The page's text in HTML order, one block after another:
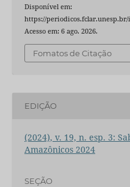
Disponível em:
https://
Acesso em: 6 ago. 2026.
Fomatos de Citação
EDIÇÃO
(2024), v. 19, n. esp. 3:
Amazônicos 2024
SEÇÃO